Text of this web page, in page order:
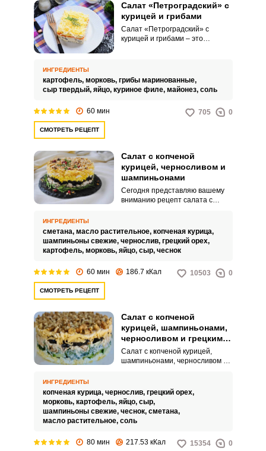
Салат «Петроградский» с
курицей и грибами
Салат «Петроградский» с
курицей и грибами – это
блюдо идеально подходит для
зимнего застолья, согревая и
радуя своим богатством.
ИНГРЕДИЕНТЫ
картофель, морковь, грибы маринованные,
сыр твердый, яйцо, куриное филе, майонез, соль
60 мин 705 0
СМОТРЕТЬ РЕЦЕПТ
Салат с копченой
курицей, черносливом и
шампиньонами
Сегодня представляю вашему
вниманию рецепт салата с
добавить, как маринованные
шампиньоны, так и свежие,
предварительно обжарив их на
ИНГРЕДИЕНТЫ
сметана, масло растительное, копченая курица,
шампиньоны свежие, чернослив, грецкий орех,
картофель, морковь, яйцо, сыр, чеснок
60 мин 186.7 кКал 10503 0
СМОТРЕТЬ РЕЦЕПТ
Салат с копченой
курицей, шампиньонами,
черносливом и грецким
орехом
Салат с копченой курицей,
шампиньонами, черносливом и
невероятным вкусовым
сочетанием. Копченая курицы,
шампиньоны и чернослив
прекрасно друг друга
заправка сделает его еще
аппетитнее!
ИНГРЕДИЕНТЫ
копченая курица, чернослив, грецкий орех,
морковь, картофель, яйцо, сыр,
шампиньоны свежие, чеснок, сметана,
масло растительное, соль
80 мин 217.53 кКал 15354 0